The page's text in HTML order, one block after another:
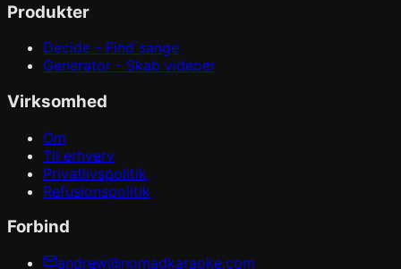
Produkter
Decide - Find sange
Generator - Skab videoer
Virksomhed
Om
Til erhverv
Privatlivspolitik
Refusionspolitik
Forbind
andrew@nomadkaraoke.com